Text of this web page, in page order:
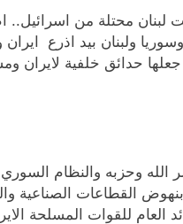
لبنان محتلة من
ولبنان بيد اذرع
جعلها حدائق خلفية لايران
وفقر وبطالة مهولة .. مقابل نصر الله وحزبه
القطاعات الصناعية
العام للقوات المسلحة